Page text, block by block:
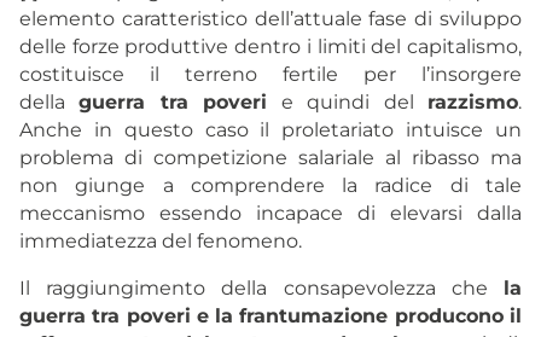
elemento caratteristico dell’attuale fase di sviluppo
delle forze produttive dentro i limiti del capitalismo,
costituisce il terreno fertile per l’insorgere
dellaguerra tra poveri e quindi del razzismo.
Anche in questo caso il proletariato intuisce un
problema di competizione salariale al ribasso ma
non giunge a comprendere la radice di tale
meccanismo essendo incapace di elevarsi dalla
immediatezza del fenomeno.
Il raggiungimento della consapevolezza che la
guerra tra poveri e la frantumazione producono il